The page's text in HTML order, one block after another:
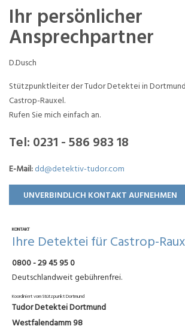
Ihr persönlicher
Ansprechpartner
D.Dusch
Stützpunktleiter der Tudor Detektei in
Castrop-Rauxel.
Rufen Sie mich einfach an.
Tel: 0231 - 586 983 18
E-Mail:dd@detektiv-tudor.com
UNVERBINDLICH KONTAKT AUFNEHMEN
KONTAKT
Ihre Detektei für Castrop-
0800 - 29 45 95 0
Deutschlandweit gebührenfrei.
Koordiniert vom Stützpunkt Dortmund
Tudor Detektei Dortmund
Westfalendamm 98